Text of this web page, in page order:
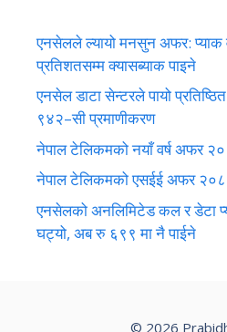
एनसेलले ल्यायो मनसुन अफर: प्याक
प्रतिशतसम्म क्यासब्याक पाइने
एनसेल डाटा सेन्टरले पायो
९४२–सी प्रमाणीकरण
नेपाल टेलिकमको नयाँ वर्ष अफर
नेपाल टेलिकमको एसईई अफर
एनसेलको अनलिमिटेड कल र डेटा
घट्यो, अब रु ६९९ मा नै पाईने
© 2026